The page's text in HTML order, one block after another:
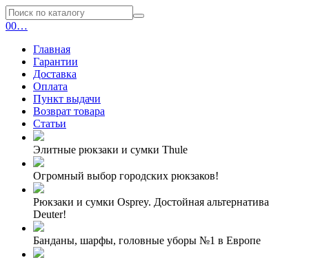
00…
Главная
Гарантии
Доставка
Оплата
Пункт выдачи
Возврат товара
Статьи
Элитные рюкзаки и сумки Thule
Огромный выбор городских рюкзаков!
Рюкзаки и сумки Osprey. Достойная альтернатива
Deuter!
Банданы, шарфы, головные уборы №1 в Европе